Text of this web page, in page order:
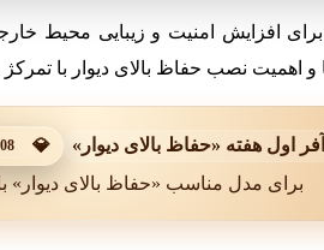
افزایش امنیت و زیبایی محیط
اهمیت نصب حفاظ بالای دیوار با
آفر اول هفته «حفاظ بالای دیوار» 💎
برای مدل مناسب «حفاظ بالای دیوار»